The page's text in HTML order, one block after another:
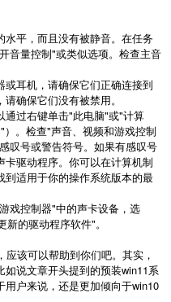
平，而且没有被静音。在任务
音量控制"或类似选项。检查主音
耳机，请确保它们正确连接到
确保它们没有被禁用。
通过右键单击"此电脑"或"计算
"）。检查"声音、视频和游戏控制
叹号或警告符号。如果有感叹号
驱动程序。你可以在计算机制
适用于你的操作系统版本的最
戏控制器"中的声卡设备，选
新的驱动程序软件"。
应该可以帮助到你们吧。其实，
如说文章开头提到的预装win11系
用户来说，还是更加倾向于win10